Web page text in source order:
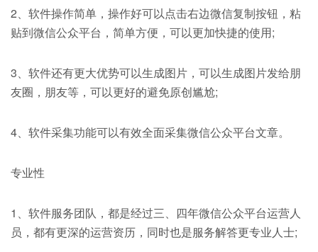
2、软件操作简单，操作好可以点击右边微信复制按钮，粘
贴到微信公众平台，简单方便，可以更加快捷的使用;
3、软件还有更大优势可以生成图片，可以生成图片发给朋
友圈，朋友等，可以更好的避免原创尴尬;
4、软件采集功能可以有效全面采集微信公众平台文章。
专业性
1、软件服务团队，都是经过三、四年微信公众平台运营人
员，都有更深的运营资历，同时也是服务解答更专业人士;